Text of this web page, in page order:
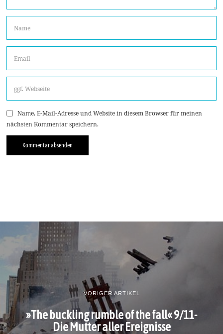
Name, E-Mail-Adresse und Website in diesem Browser für meinen
nächsten Kommentar speichern.
VORIGER ARTIKEL
»The buckling rumble of the fall« 9/11-
Die Mutter aller Ereignisse